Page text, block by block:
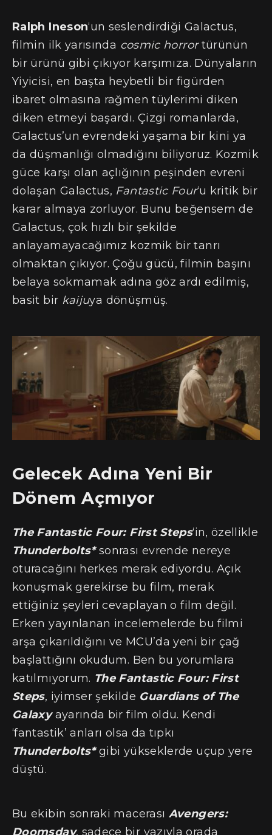
Ralph Ineson‘un seslendirdiği Galactus,
filmin ilk yarısında cosmic horrortürünün
bir ürünü gibi çıkıyor karşımıza. Dünyaların
Yiyicisi, en başta heybetli bir figürden
ibaret olmasına rağmen tüylerimi diken
diken etmeyi başardı. Çizgi romanlarda,
Galactus’un evrendeki yaşama bir kini ya
da düşmanlığı olmadığını biliyoruz. Kozmik
güce karşı olan açlığının peşinden evreni
dolaşan Galactus, Fantastic Four‘u kritik bir
karar almaya zorluyor. Bunu beğensem de
Galactus, çok hızlı bir şekilde
anlayamayacağımız kozmik bir tanrı
olmaktan çıkıyor. Çoğu gücü, filmin başını
belaya sokmamak adına göz ardı edilmiş,
basit bir kaijuya dönüşmüş.
Gelecek Adına Yeni Bir
Dönem Açmıyor
The Fantastic Four: First Steps‘in, özellikle
Thunderbolts*sonrası evrende nereye
oturacağını herkes merak ediyordu. Açık
konuşmak gerekirse bu film, merak
ettiğiniz şeyleri cevaplayan o film değil.
Erken yayınlanan incelemelerde bu filmi
arşa çıkarıldığını ve MCU’da yeni bir çağ
başlattığını okudum. Ben bu yorumlara
katılmıyorum. The Fantastic Four: First
Steps, iyimser şekilde Guardians of The
Galaxyayarında bir film oldu. Kendi
‘fantastik’ anları olsa da tıpkı
Thunderbolts*gibi yükseklerde uçup yere
düştü.
Bu ekibin sonraki macerası Avengers:
Doomsday, sadece bir yazıyla orada